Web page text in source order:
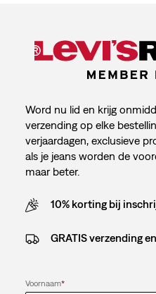
Word nu lid en krijg
verzending op elke
verjaardagen, exclusieve
als je jeans worden de
maar beter.
10% korting bij
GRATIS verzending
Voornaam*